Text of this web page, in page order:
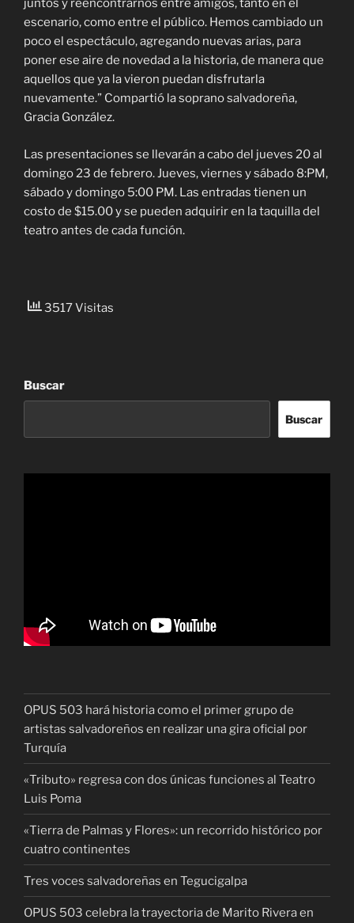
juntos y reencontrarnos entre amigos, tanto en el
escenario, como entre el público. Hemos cambiado un
poco el espectáculo, agregando nuevas arias, para
poner ese aire de novedad a la historia, de manera que
aquellos que ya la vieron puedan disfrutarla
nuevamente.” Compartió la soprano salvadoreña,
Gracia González.
Las presentaciones se llevarán a cabo del jueves 20 al
domingo 23 de febrero. Jueves, viernes y sábado 8:PM,
sábado y domingo 5:00 PM. Las entradas tienen un
costo de $15.00 y se pueden adquirir en la taquilla del
teatro antes de cada función.
3517 Visitas
Buscar
Buscar
OPUS 503 hará historia como el primer grupo de
artistas salvadoreños en realizar una gira oficial por
Turquía
«Tributo» regresa con dos únicas funciones al Teatro
Luis Poma
«Tierra de Palmas y Flores»: un recorrido histórico por
cuatro continentes
Tres voces salvadoreñas en Tegucigalpa
OPUS 503 celebra la trayectoria de Marito Rivera en